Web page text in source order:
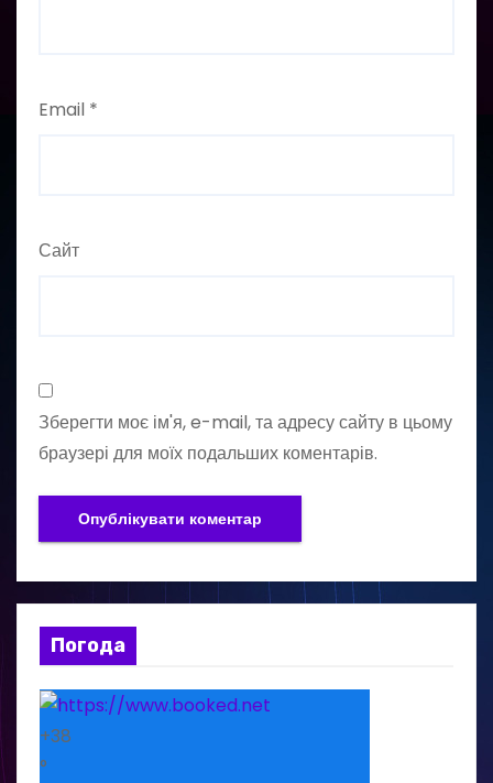
Email *
Сайт
Зберегти моє ім'я, e-mail, та адресу сайту в цьому
браузері для моїх подальших коментарів.
Погода
+38
°